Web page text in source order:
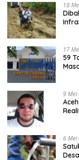
18
17
59
9 Mei
6 Mei
Desa